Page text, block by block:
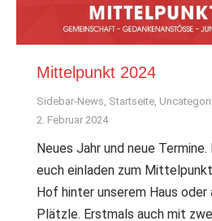
Mittelpunkt 2024
Sidebar-News, Startseite,
2. Februar 2024
Neues Jahr und neue
euch einladen zum
Hof hinter unserem Haus oder
Plätzle. Erstmals auch mit